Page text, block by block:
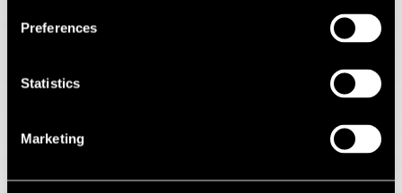
Preferences
Statistics
Marketing
Объект всемирного наследия ЮНЕСКО с 1980 года,
Царские гробницы («Тафи-тон-Василеон») — место
правления Птолемеев и чиновников, которые управляли
жизнью на острове с III века до н. э. до III века нашей эры.